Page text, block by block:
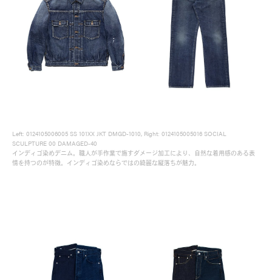
Contact Us
Left: 0124105006005 SS 101XX JKT DMGD-1010, Right: 0124105005016 SOCIAL
SCULPTURE 00 DAMAGED-40
インディゴ染めデニム。職人が手作業で施すダメージ加工により、自然な着用感のある表
情を持つのが特徴。インディゴ染めならではの綺麗な縦落ちが魅力。